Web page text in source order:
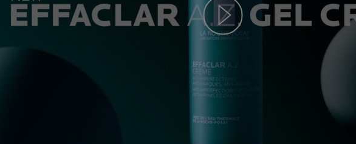
Play video